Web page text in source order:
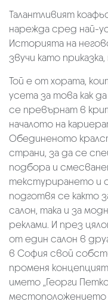
Талантливият
нарежда сред най-
Историята на
звучи като
Той е от хората,
усета за това как
се превърнат в
началото на
Обединеното
страни, за да се
подбора и
текстурирането и
подготвя се както
салон, така и за
реклами. И през
от един салон в
в София свой
променя
името „Георги
местоположението